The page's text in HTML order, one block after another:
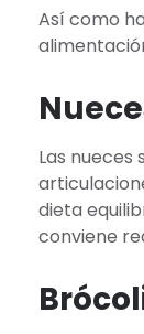
Así como
Las
dieta
conviene